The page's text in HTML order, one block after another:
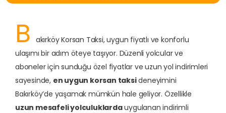
B akırköy Korsan Taksi, uygun fiyatlı ve konforlu
ulaşımı bir adım öteye taşıyor. Düzenli yolcular ve
aboneler için sunduğu özel fiyatlar ve uzun yol indirimleri
sayesinde, en uygun korsan taksideneyimini
Bakırköy’de yaşamak mümkün hale geliyor. Özellikle
uzun mesafeli yolculuklardauygulanan indirimli